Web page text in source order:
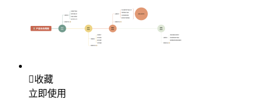
收藏
立即使用